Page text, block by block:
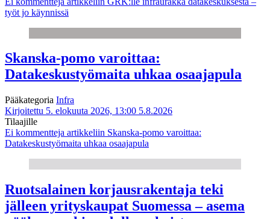
työt jo käynnissä
Skanska-pomo varoittaa:
Datakeskustyömaita uhkaa osaajapula
Pääkategoria Infra
Kirjoitettu 5. elokuuta 2026, 13:00 5.8.2026
Tilaajille
Ei kommentteja artikkeliin Skanska-pomo varoittaa:
Datakeskustyömaita uhkaa osaajapula
Ruotsalainen korjausrakentaja teki
jälleen yrityskaupat Suomessa – asema